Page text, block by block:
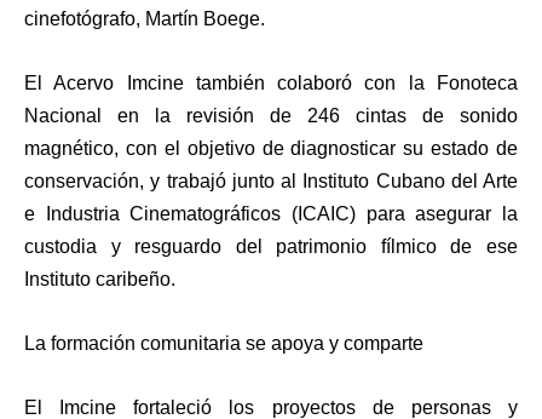
cinefotógrafo, Martín Boege.
El Acervo Imcine también colaboró con la Fonoteca
Nacional en la revisión de 246 cintas de sonido
magnético, con el objetivo de diagnosticar su estado de
conservación, y trabajó junto al Instituto Cubano del Arte
e Industria Cinematográficos (ICAIC) para asegurar la
custodia y resguardo del patrimonio fílmico de ese
Instituto caribeño.
La formación comunitaria se apoya y comparte
El Imcine fortaleció los proyectos de personas y